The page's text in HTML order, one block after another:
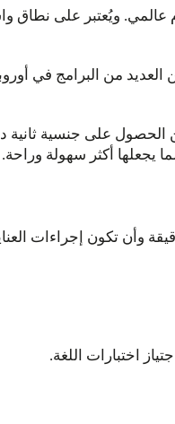
المتاحة، حظي برنامج الحصول على جنسية فانواتو عن طريق
من البرامج في
فبمبلغ 130,000 دولار أمريكي كحد أدنى،
يجعلها أكثر سهولة وراحة.
وأن تكون إجراءات
اختبارات اللغة.